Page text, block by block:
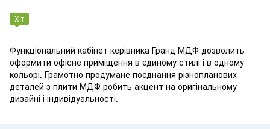
Хіт
Функціональний кабінет керівника Гранд МДФ дозволить
оформити офісне приміщення в єдиному стилі і в одному
кольорі. Грамотно продумане поєднання різнопланових
деталей з плити МДФ робить акцент на оригінальному
дизайні і індивідуальності.